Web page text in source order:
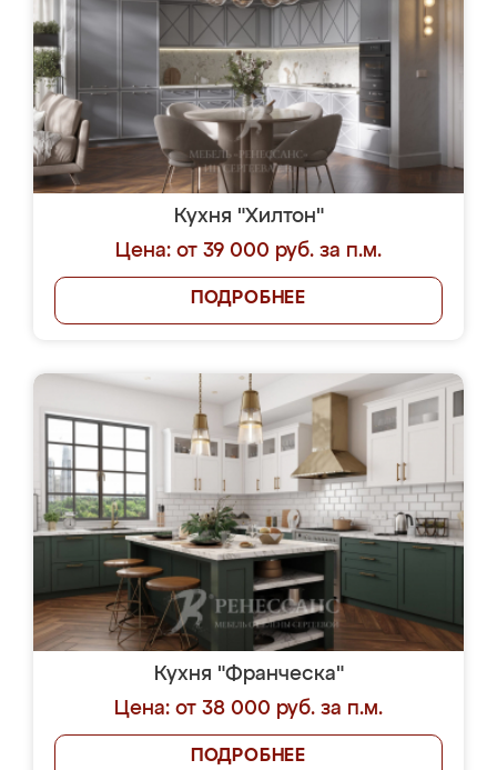
Кухня "Хилтон"
Цена: от 39 000 руб. за п.м.
ПОДРОБНЕЕ
Кухня "Франческа"
Цена: от 38 000 руб. за п.м.
ПОДРОБНЕЕ